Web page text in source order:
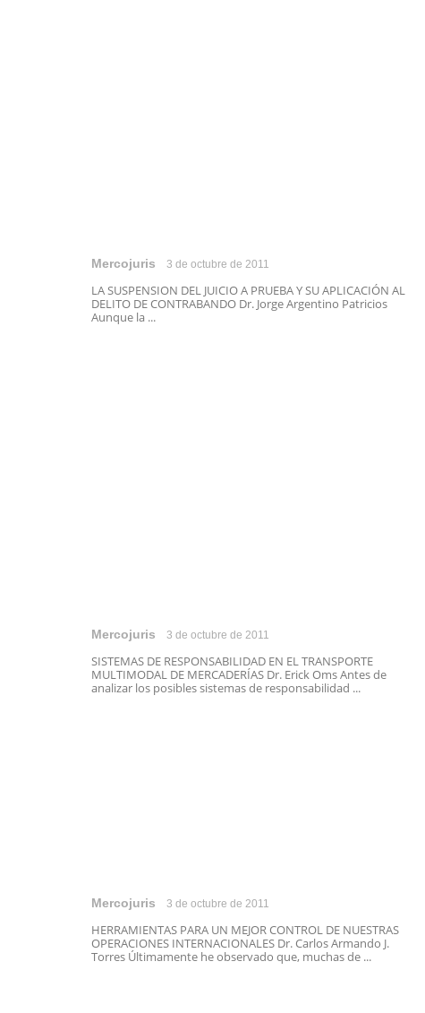
Mercojuris 3 de octubre de 2011
LA SUSPENSION DEL JUICIO A PRUEBA Y SU APLICACIÓN AL
DELITO DE CONTRABANDO Dr. Jorge Argentino Patricios
Aunque la ...
Mercojuris 3 de octubre de 2011
SISTEMAS DE RESPONSABILIDAD EN EL TRANSPORTE
MULTIMODAL DE MERCADERÍAS Dr. Erick Oms Antes de
analizar los posibles sistemas de responsabilidad ...
Mercojuris 3 de octubre de 2011
HERRAMIENTAS PARA UN MEJOR CONTROL DE NUESTRAS
OPERACIONES INTERNACIONALES Dr. Carlos Armando J.
Torres Últimamente he observado que, muchas de ...